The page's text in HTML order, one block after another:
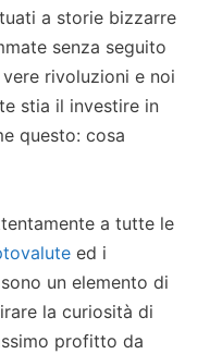
a storie bizzarre
senza seguito
rivoluzioni e noi
stia il investire in
questo: cosa
a tutte le
ed i
un elemento di
la curiosità di
profitto da